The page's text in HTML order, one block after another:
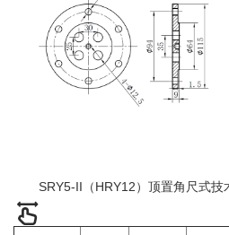
SRY5-II（HRY12）顶置角尺式技